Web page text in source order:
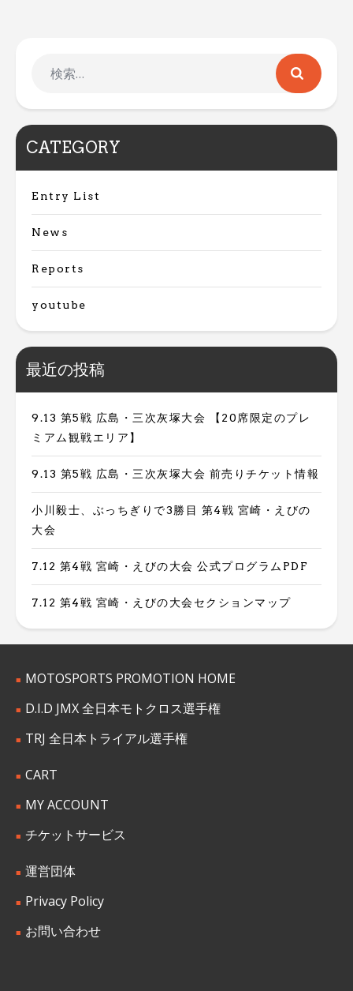
CATEGORY
Entry List
News
Reports
youtube
最近の投稿
9.13 第5戦 広島・三次灰塚大会 【20席限定のプレ
ミアム観戦エリア】
9.13 第5戦 広島・三次灰塚大会 前売りチケット情報
小川毅士、ぶっちぎりで3勝目 第4戦 宮崎・えびの
大会
7.12 第4戦 宮崎・えびの大会 公式プログラムPDF
7.12 第4戦 宮崎・えびの大会セクションマップ
MOTOSPORTS PROMOTION HOME
D.I.D JMX 全日本モトクロス選手権
TRJ 全日本トライアル選手権
CART
MY ACCOUNT
チケットサービス
運営団体
Privacy Policy
お問い合わせ